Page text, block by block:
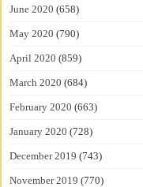
June 2020 (658)
May 2020 (790)
April 2020 (859)
March 2020 (684)
February 2020 (663)
January 2020 (728)
December 2019 (743)
November 2019 (770)